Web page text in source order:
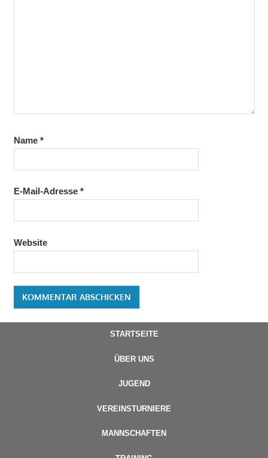
Name *
E-Mail-Adresse *
Website
STARTSEITE
ÜBER UNS
JUGEND
VEREINSTURNIERE
MANNSCHAFTEN